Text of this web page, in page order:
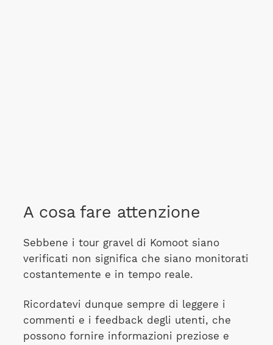
A cosa fare attenzione
Sebbene i tour gravel di Komoot siano
verificati non significa che siano monitorati
costantemente e in tempo reale.
Ricordatevi dunque sempre di leggere i
commenti e i feedback degli utenti, che
possono fornire informazioni preziose e